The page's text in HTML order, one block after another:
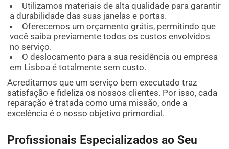
Utilizamos materiais de alta qualidade para garantir
a durabilidade das suas janelas e portas.
Oferecemos um orçamento grátis, permitindo que
você saiba previamente todos os custos envolvidos
no serviço.
O deslocamento para a sua residência ou empresa
em Lisboa é totalmente sem custo.
Acreditamos que um serviço bem executado traz
satisfação e fideliza os nossos clientes. Por isso, cada
reparação é tratada como uma missão, onde a
excelência é o nosso objetivo primordial.
Profissionais Especializados ao Seu